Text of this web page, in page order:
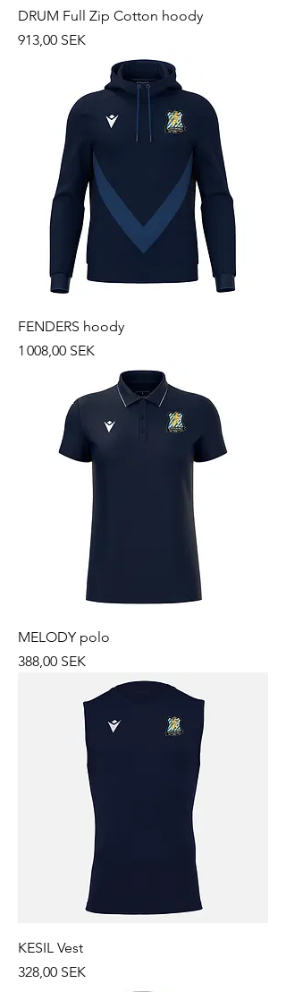
DRUM Full Zip Cotton hoody
Prix
913,00 SEK
FENDERS hoody
Prix
1 008,00 SEK
MELODY polo
Prix
388,00 SEK
KESIL Vest
Prix
328,00 SEK